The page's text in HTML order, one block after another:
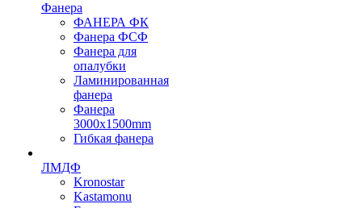
Фанера
ФАНЕРА ФК
Фанера ФСФ
Фанера для
опалубки
Ламинированная
фанера
Фанера
3000х1500mm
Гибкая фанера
ЛМДФ
Kronostar
Kastamonu